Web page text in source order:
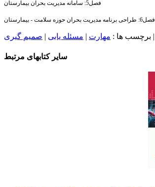
فصل5: سامانه مدیریت بحران بیمارستان
فصل6: طراحی برنامه مدیریت بحران حوزه سلامت - بیمارستان
برچسب ها : مهارت | مسئله یابی | صمیم گیری |
سایر کتابهای مرتبط